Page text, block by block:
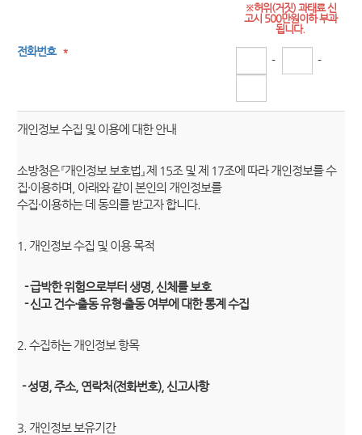
전화번호 *
※허위(거짓) 과태료 신
고시 500만원이하 부과
됩니다.
- -
개인정보 수집 및 이용에 대한 안내
소방청은 『개인정보 보호법』 제 15조 및 제 17조에 따라 개인정보를 수
집·이용하며, 아래와 같이 본인의 개인정보를
수집·이용하는 데 동의를 받고자 합니다.
1. 개인정보 수집 및 이용 목적
- 급박한 위험으로부터 생명, 신체를 보호
- 신고 건수·출동 유형·출동 여부에 대한 통계 수집
2. 수집하는 개인정보 항목
- 성명, 주소, 연락처(전화번호), 신고사항
3. 개인정보 보유기간